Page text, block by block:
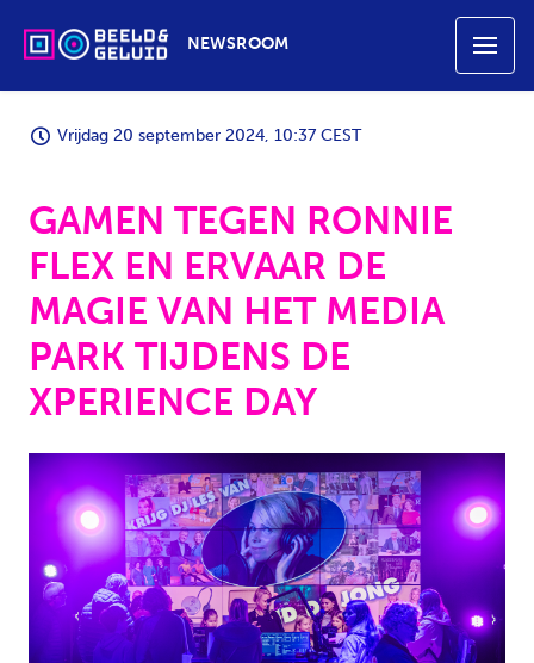
NEWSROOM
Vrijdag 20 september 2024, 10:37 CEST
GAMEN TEGEN RONNIE
FLEX EN ERVAAR DE
MAGIE VAN HET MEDIA
PARK TIJDENS DE
XPERIENCE DAY